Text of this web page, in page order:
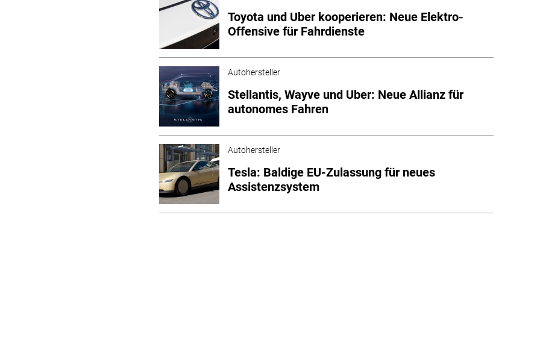
Toyota und Uber kooperieren: Neue Elektro-
Offensive für Fahrdienste
Autohersteller
Stellantis, Wayve und Uber: Neue Allianz für
autonomes Fahren
Autohersteller
Tesla: Baldige EU-Zulassung für neues
Assistenzsystem